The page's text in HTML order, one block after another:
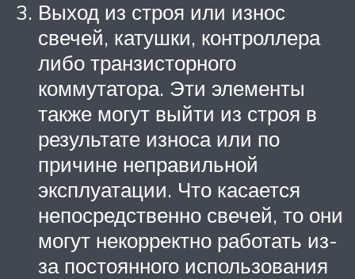
Выход из строя или износ
свечей, катушки, контроллера
либо транзисторного
коммутатора. Эти элементы
также могут выйти из строя в
результате износа или по
причине неправильной
эксплуатации. Что касается
непосредственно свечей, то они
могут некорректно работать из-
за постоянного использования